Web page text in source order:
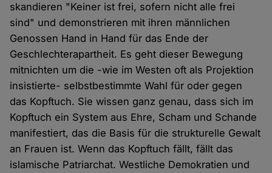
skandieren "Keiner ist frei, sofern nicht alle frei
sind" und demonstrieren mit ihren männlichen
Genossen Hand in Hand für das Ende der
Geschlechterapartheit. Es geht dieser Bewegung
mitnichten um die -wie im Westen oft als Projektion
insistierte- selbstbestimmte Wahl für oder gegen
das Kopftuch. Sie wissen ganz genau, dass sich im
Kopftuch ein System aus Ehre, Scham und Schande
manifestiert, das die Basis für die strukturelle Gewalt
an Frauen ist. Wenn das Kopftuch fällt, fällt das
islamische Patriarchat. Westliche Demokratien und